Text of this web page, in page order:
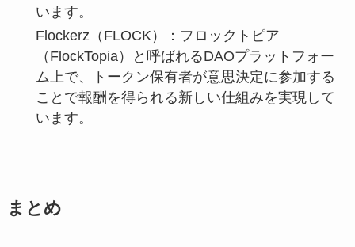
います。
Flockerz（FLOCK）：フロックトピア
（FlockTopia）と呼ばれるDAOプラットフォー
ム上で、トークン保有者が意思決定に参加する
ことで報酬を得られる新しい仕組みを実現して
います。
まとめ